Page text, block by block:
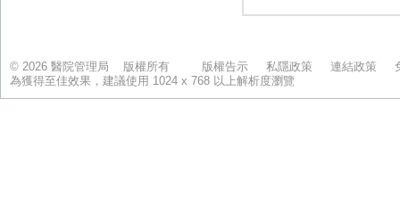
© 2026 醫院管理局 版權所有 版權告示 私隱政策 連結政策
為獲得至佳效果，建議使用 1024 x 768 以上解析度瀏覽